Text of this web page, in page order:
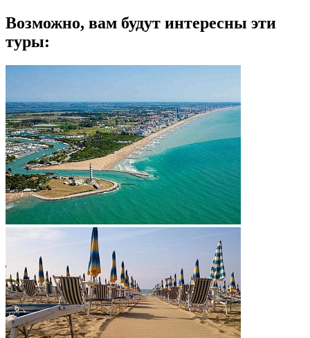
Возможно, вам будут интересны эти
туры: